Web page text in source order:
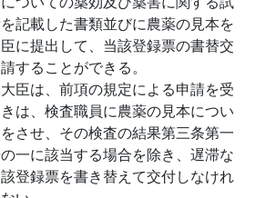
記載した書類並びに農薬の見本を
に提出して、当該登録票の書替交
することができる。
臣は、前項の規定による申請を受
は、検査職員に農薬の見本につい
させ、その検査の結果第三条第一
一に該当する場合を除き、遅滞な
登録票を書き替えて交付しなけれ